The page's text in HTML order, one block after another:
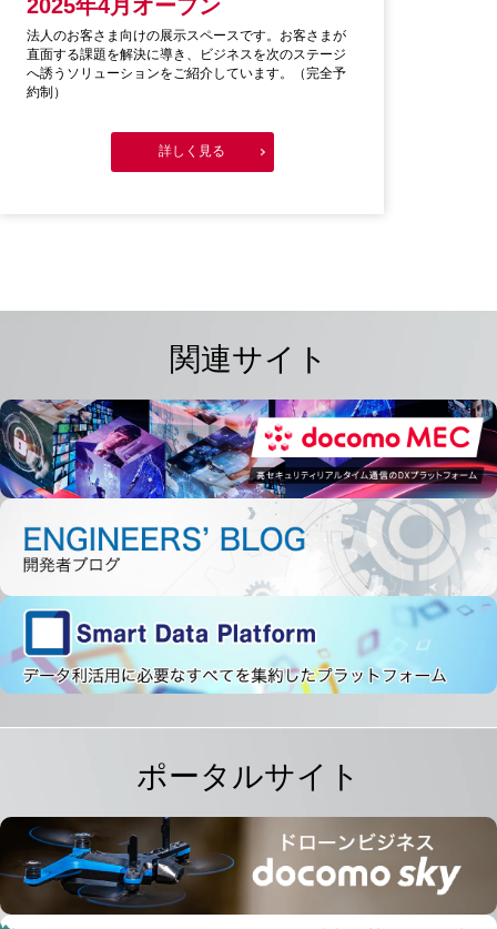
2025年4月オープン
法人のお客さま向けの展示スペースです。お客さまが
直面する課題を解決に導き、ビジネスを次のステージ
へ誘うソリューションをご紹介しています。（完全予
約制）
詳しく見る
関連サイト
ポータルサイト